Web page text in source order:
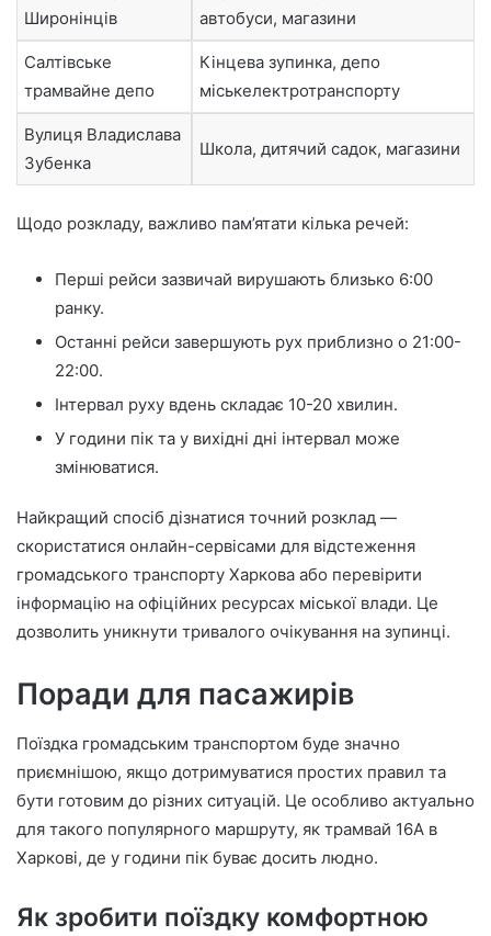
Широнінців
автобуси, магазини
Салтівське
трамвайне депо
Кінцева зупинка, депо
міськелектротранспорту
Вулиця Владислава
Зубенка
Школа, дитячий садок, магазини
Щодо розкладу, важливо пам’ятати кілька речей:
Перші рейси зазвичай вирушають близько 6:00
ранку.
Останні рейси завершують рух приблизно о 21:00-
22:00.
Інтервал руху вдень складає 10-20 хвилин.
У години пік та у вихідні дні інтервал може
змінюватися.
Найкращий спосіб дізнатися точний розклад —
скористатися онлайн-сервісами для відстеження
громадського транспорту Харкова або перевірити
інформацію на офіційних ресурсах міської влади. Це
дозволить уникнути тривалого очікування на зупинці.
Поради для пасажирів
Поїздка громадським транспортом буде значно
приємнішою, якщо дотримуватися простих правил та
бути готовим до різних ситуацій. Це особливо актуально
для такого популярного маршруту, як трамвай 16А в
Харкові, де у години пік буває досить людно.
Як зробити поїздку комфортною